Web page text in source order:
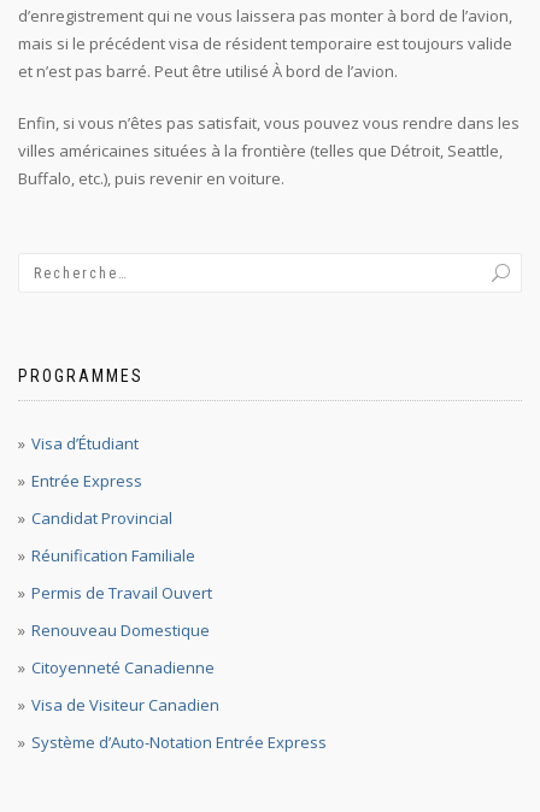
d’enregistrement qui ne vous laissera pas monter à bord de l’avion,
mais si le précédent visa de résident temporaire est toujours valide
et n’est pas barré. Peut être utilisé À bord de l’avion.
Enfin, si vous n’êtes pas satisfait, vous pouvez vous rendre dans les
villes américaines situées à la frontière (telles que Détroit, Seattle,
Buffalo, etc.), puis revenir en voiture.
PROGRAMMES
Visa d’Étudiant
Entrée Express
Candidat Provincial
Réunification Familiale
Permis de Travail Ouvert
Renouveau Domestique
Citoyenneté Canadienne
Visa de Visiteur Canadien
Système d’Auto-Notation Entrée Express